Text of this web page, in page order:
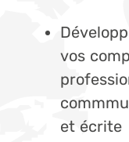
vos
et écrite